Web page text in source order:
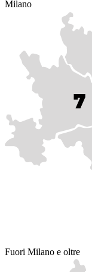
Milano
Fuori Milano e oltre